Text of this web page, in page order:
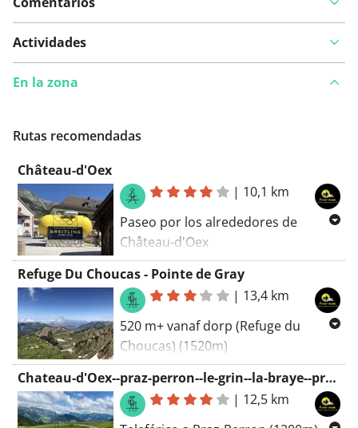
Actividades
En la zona
Rutas recomendadas
Château-d'Oex
| 10,1 km
Paseo por los alrededores de
Château-d'Oex
¡Esta caminata familiar te lleva a
explorar Ramaclé y sus tesoros!
Descubre en el camino el famoso
puente Turrian y un poco más
adelante la cascada de Ramaclé.
Refuge Du Choucas - Pointe de Gray
| 13,4 km
520 m+ vanaf dorp (Refuge du
Choucas) (1520m)
vanaf hut:30min naar splitsing
(100m+)
Chateau-d'Oex--praz-perron--le-grin--la-braye--praz-perron--Chateau-d'Oex
| 12,5 km